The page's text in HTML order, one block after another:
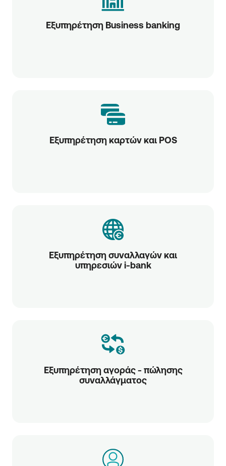
Εξυπηρέτηση Business banking
Εξυπηρέτηση καρτών και POS
Εξυπηρέτηση συναλλαγών και
υπηρεσιών i-bank
Εξυπηρέτηση αγοράς - πώλησης
συναλλάγματος